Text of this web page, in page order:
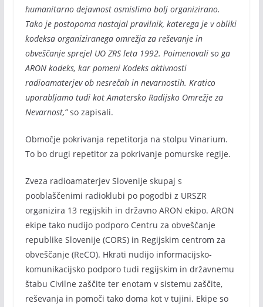
humanitarno dejavnost osmislimo bolj organizirano.
Tako je postopoma nastajal pravilnik, katerega je v obliki
kodeksa organiziranega omrežja za reševanje in
obveščanje sprejel UO ZRS leta 1992. Poimenovali so ga
ARON kodeks, kar pomeni Kodeks aktivnosti
radioamaterjev ob nesrečah in nevarnostih. Kratico
uporabljamo tudi kot Amatersko Radijsko Omrežje za
Nevarnost,”so zapisali.
Območje pokrivanja repetitorja na stolpu Vinarium.
To bo drugi repetitor za pokrivanje pomurske regije.
Zveza radioamaterjev Slovenije skupaj s
pooblaščenimi radioklubi po pogodbi z URSZR
organizira 13 regijskih in državno ARON ekipo. ARON
ekipe tako nudijo podporo Centru za obveščanje
republike Slovenije (CORS) in Regijskim centrom za
obveščanje (ReCO). Hkrati nudijo informacijsko-
komunikacijsko podporo tudi regijskim in državnemu
štabu Civilne zaščite ter enotam v sistemu zaščite,
reševanja in pomoči tako doma kot v tujini. Ekipe so